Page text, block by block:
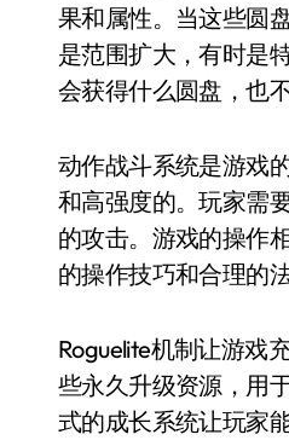
果和属性。当这些圆
是范围扩大，有时是
会获得什么圆盘，也
动作战斗系统是游戏
和高强度的。玩家需
的攻击。游戏的操作
的操作技巧和合理的
Roguelite机制让游戏
些永久升级资源，用
式的成长系统让玩家